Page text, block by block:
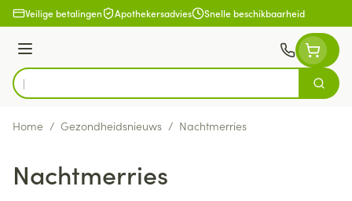
Ga naar de inhoud
Veilige betalingen Apothekersadvies Snelle beschikbaarheid
Menu
Product, merk, categorie...
Zoek
Home / Gezondheidsnieuws / Nachtmerries
Nachtmerries